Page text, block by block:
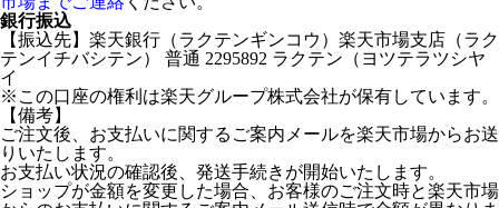
銀行振込
【振込先】楽天銀行（ラクテンギンコウ）楽天市場支店（ラク
テンイチバシテン） 普通 2295892 ラクテン（ヨツテラツシヤ
イ
※この口座の権利は楽天グループ株式会社が保有しています。
【備考】
ご注文後、お支払いに関するご案内メールを楽天市場からお送
りいたします。
お支払い状況の確認後、発送手続きが開始いたします。
ショップが金額を変更した場合、お客様のご注文時と楽天市場